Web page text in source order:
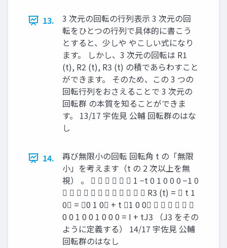
13.
3 次元の回転の行列表示 3 次元の回
転をひとつの行列で具体的に書こう
とすると、少しや やこしい式になり
ます。 しかし、3 次元の回転は R1
(t), R2 (t), R3 (t) の積であらわすこと
ができます。 そのため、この 3 つの
回転行列をおさえることで 3 次元の
回転群 の本質を知ることができま
す。 13/17 宇佐見 公輔 回転群のはな
し
14.
再び無限小の回転 回転角 t の「無限
小」を考えます（t の 2 次以上を無
視） 。       1 −t 0 1 0 0 0 −1 0
            R3 (t) =  t 1
0 = 0 1 0 + t 1 0 0      
0 0 1 0 0 1 0 0 0 = I + tJ3 （J3 をその
ように定義する） 14/17 宇佐見 公輔
回転群のはなし